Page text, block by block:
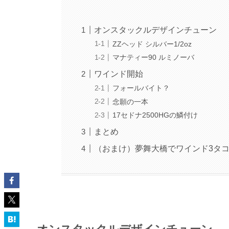
オンスタックルデザインチューン
ZZヘッド シルバー1/2oz
マナティー90 ルミノーバ
ワインド開始
フォールバイト？
念願の一本
17セドナ2500HGの鱗付け
まとめ
（おまけ）夢舞大橋でワインド3タ